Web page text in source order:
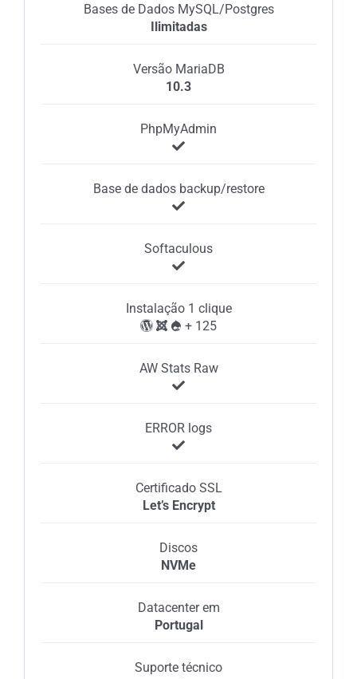
Bases de Dados MySQL/Postgres
Ilimitadas
Versão MariaDB
10.3
PhpMyAdmin
Base de dados backup/restore
Softaculous
Instalação 1 clique
+ 125
AW Stats Raw
ERROR logs
Certificado SSL
Let’s Encrypt
Discos
NVMe
Datacenter em
Portugal
Suporte técnico